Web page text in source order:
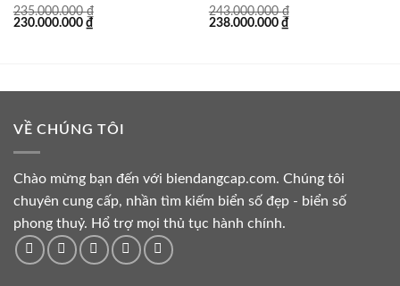
235.000.000₫
Giá
230.000.000 ₫Giá
hiện
243.000.000₫
Giá
238.000.000 ₫Giá
hiện
VỀ CHÚNG TÔI
Chào mừng bạn đến với biendangcap.com. Chúng tôi
chuyên cung cấp, nhần tìm kiếm biển số đẹp - biển số
phong thuỷ. Hổ trợ mọi thủ tục hành chính.